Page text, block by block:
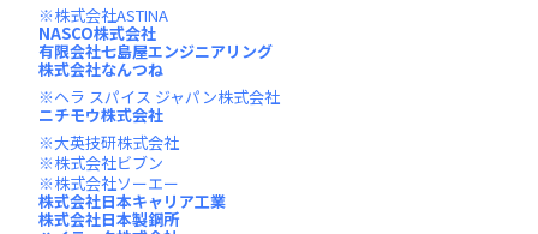
株式会社ASTINA
NASCO株式会社
有限会社七島屋エンジニアリング
株式会社なんつね
ヘラ スパイス ジャパン株式会社
ニチモウ株式会社
大英技研株式会社
株式会社ビブン
株式会社ソーエー
株式会社日本キャリア工業
株式会社日本製鋼所